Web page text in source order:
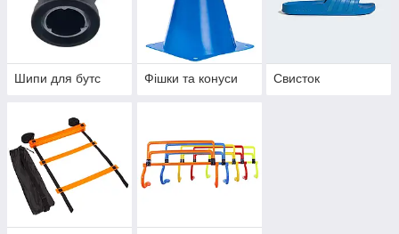
Шипи для бутс Фішки та конуси Свисток